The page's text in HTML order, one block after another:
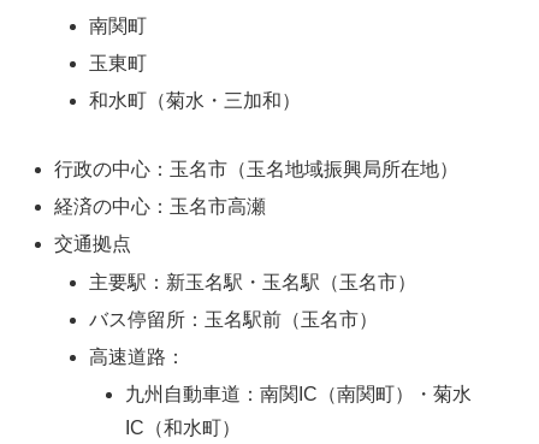
南関町
玉東町
和水町（菊水・三加和）
行政の中心：玉名市（玉名地域振興局所在地）
経済の中心：玉名市高瀬
交通拠点
主要駅：新玉名駅・玉名駅（玉名市）
バス停留所：玉名駅前（玉名市）
高速道路：
九州自動車道：南関IC（南関町）・菊水
IC（和水町）